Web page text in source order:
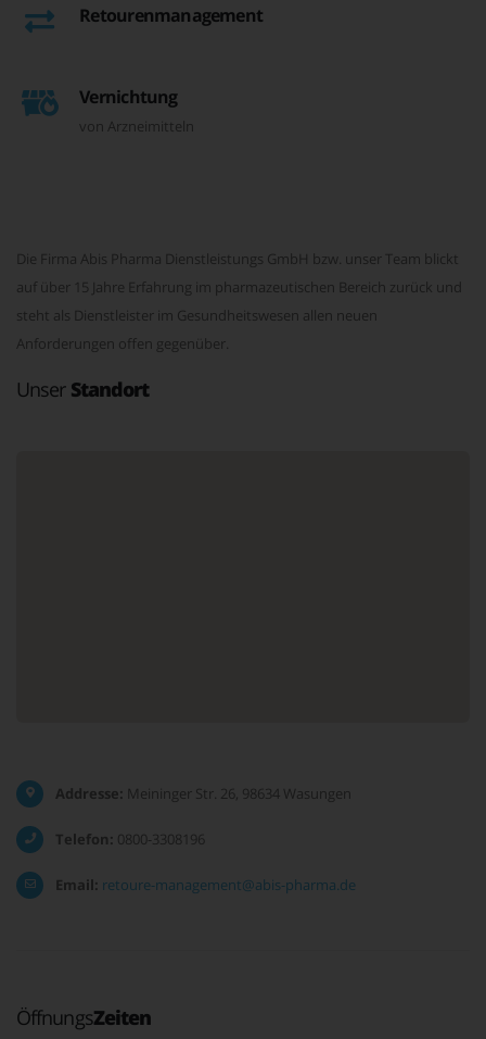
Retourenmanagement
Vernichtung
von Arzneimitteln
Die Firma Abis Pharma Dienstleistungs GmbH bzw. unser Team blickt
auf über 15 Jahre Erfahrung im pharmazeutischen Bereich zurück und
steht als Dienstleister im Gesundheitswesen allen neuen
Anforderungen offen gegenüber.
Unser Standort
Addresse: Meininger Str. 26, 98634 Wasungen
Telefon: 0800-3308196
Email: retoure-management@abis-pharma.de
ÖffnungsZeiten